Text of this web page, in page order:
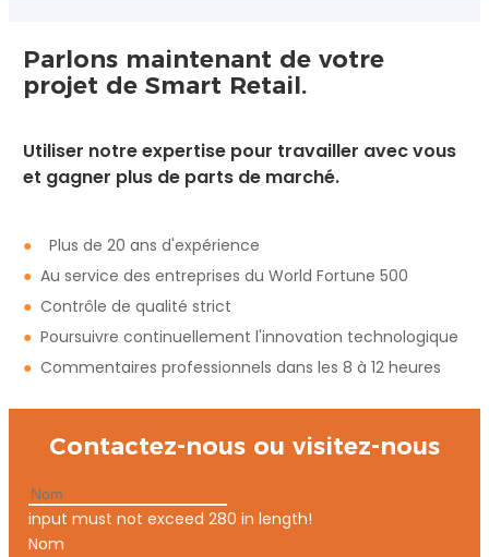
Parlons maintenant de votre
projet de Smart Retail.
Utiliser notre expertise pour travailler avec vous
et gagner plus de parts de marché.
●
Plus de 20 ans d'expérience
●Au service des entreprises du World Fortune 500
●Contrôle de qualité strict
●Poursuivre continuellement l'innovation technologique
●Commentaires professionnels dans les 8 à 12 heures
Contactez-nous ou visitez-nous
input must not exceed 280 in length!
Nom